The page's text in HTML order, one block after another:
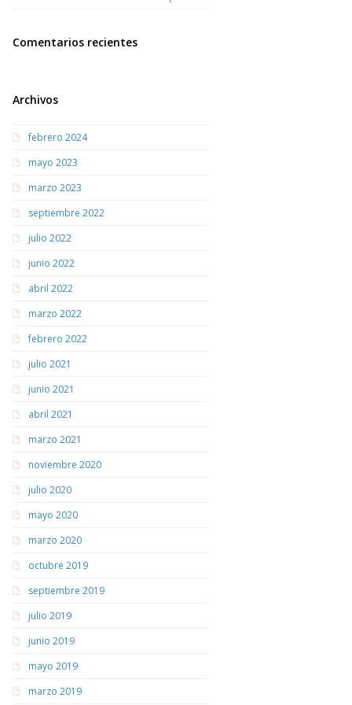
Comentarios recientes
Archivos
febrero 2024
mayo 2023
marzo 2023
septiembre 2022
julio 2022
junio 2022
abril 2022
marzo 2022
febrero 2022
julio 2021
junio 2021
abril 2021
marzo 2021
noviembre 2020
julio 2020
mayo 2020
marzo 2020
octubre 2019
septiembre 2019
julio 2019
junio 2019
mayo 2019
marzo 2019